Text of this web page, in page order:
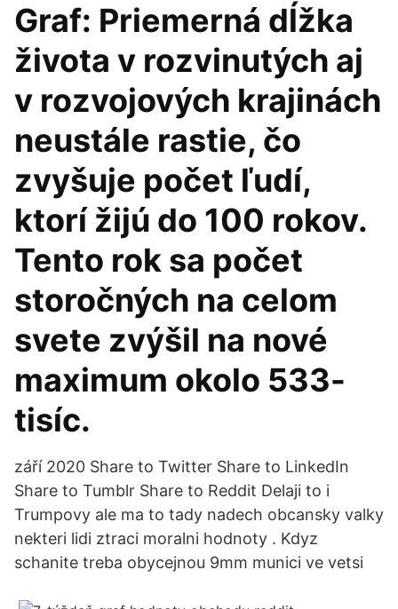
Graf: Priemerná dĺžka
života v rozvinutých aj
v rozvojových krajinách
neustále rastie, čo
zvyšuje počet ľudí,
ktorí žijú do 100 rokov.
Tento rok sa počet
storočných na celom
svete zvýšil na nové
maximum okolo 533-
tisíc.
září 2020 Share to Twitter Share to LinkedIn
Share to Tumblr Share to Reddit Delaji to i
Trumpovy ale ma to tady nadech obcansky valky
nekteri lidi ztraci moralni hodnoty . Kdyz
schanite treba obycejnou 9mm munici ve vetsi